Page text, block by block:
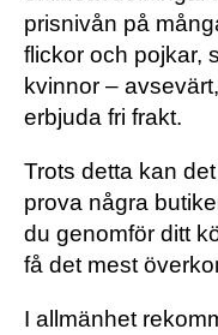
prisnivån på
flickor och pojkar,
kvinnor –
erbjuda fri frakt.
Trots detta kan
prova några
du genomför ditt
få det mest
I allmänhet